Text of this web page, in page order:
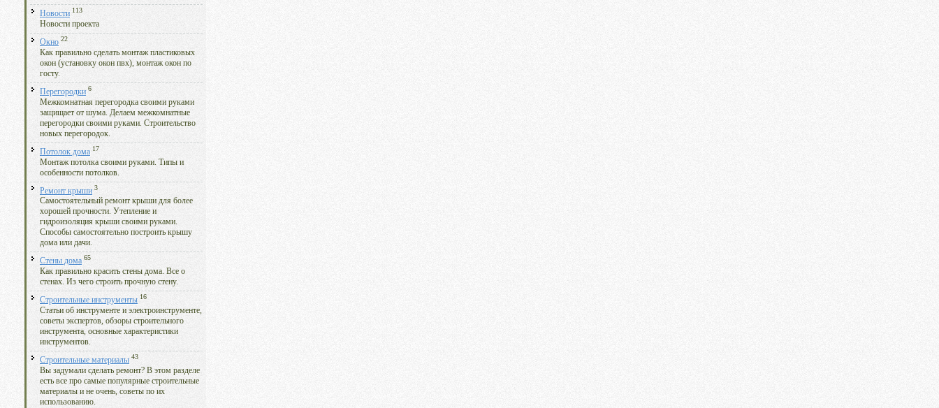
Новости 113
Новости проекта
Окно 22
Как правильно сделать монтаж пластиковых
окон (установку окон пвх), монтаж окон по
госту.
Перегородки 6
Межкомнатная перегородка своими руками
защищает от шума. Делаем межкомнатные
перегородки своими руками. Строительство
новых перегородок.
Потолок дома 17
Монтаж потолка своими руками. Типы и
особенности потолков.
Ремонт крыши 3
Самостоятельный ремонт крыши для более
хорошей прочности. Утепление и
гидроизоляция крыши своими руками.
Способы самостоятельно построить крышу
дома или дачи.
Стены дома 65
Как правильно красить стены дома. Все о
стенах. Из чего строить прочную стену.
Строительные инструменты 16
Статьи об инструменте и электроинструменте,
советы экспертов, обзоры строительного
инструмента, основные характеристики
инструментов.
Строительные материалы 43
Вы задумали сделать ремонт? В этом разделе
есть все про самые популярные строительные
материалы и не очень, советы по их
использованию.